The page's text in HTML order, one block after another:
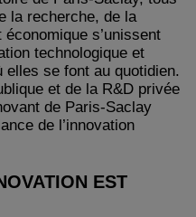
la recherche, de la
s’unissent
technologique et
elles se font au quotidien.
et de la R&D privée
de Paris-Saclay
de l’innovation
EST